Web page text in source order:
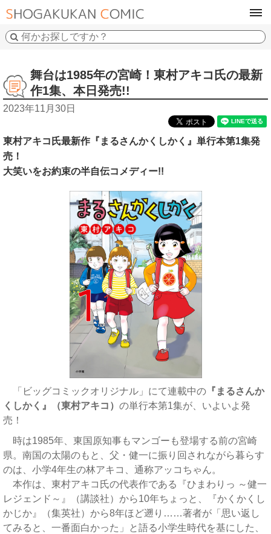
舞台は1985年の宮崎！東村アキコ氏の最新
作1集、本日発売!!
2023年11月30日
東村アキコ氏最新作『まるさんかくしかく』単行本第1集発
売！
大笑いをお約束の半自伝コメディー!!
「ビッグコミックオリジナル」にて連載中の 『まるさんか
くしかく』（東村アキコ） の単行本第1集が、いよいよ発
売！
時は1985年、東国原知事もマンゴーも登場する前の宮崎
県。南国の太陽のもと、父・健一に振り回されながら暮らす
のは、小学4年生の林アキコ、通称アッコちゃん。
本作は、東村アキコ氏の代表作である『ひまわりっ ～健一
レジェンド～』（講談社）から10年ちょっと、『かくかくし
かじか』（集英社）から8年ほど遡り……著者が「思い返し
てみると、一番面白かった」と語る小学生時代を基にした、